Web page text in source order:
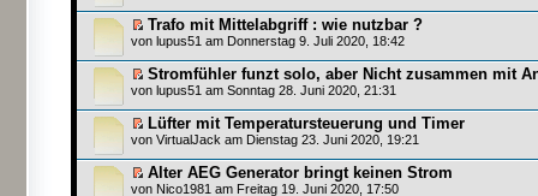
Trafo mit Mittelabgriff : wie nutzbar ?
von lupus51 am Donnerstag 9. Juli 2020, 18:42
Stromfühler funzt solo, aber Nicht zusammen mit
von lupus51 am Sonntag 28. Juni 2020, 21:31
Lüfter mit Temperatursteuerung und Timer
von VirtualJack am Dienstag 23. Juni 2020, 19:21
Alter AEG Generator bringt keinen Strom
von Nico1981 am Freitag 19. Juni 2020, 17:50